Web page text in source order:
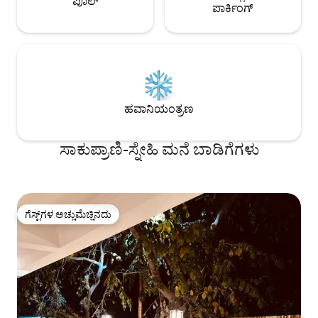
ಪಾರ್ಕಿಂಗ್
ಹವಾನಿಯಂತ್ರಣ
ಸಾಕುಪ್ರಾಣಿ-ಸ್ನೇಹಿ ಮನೆ ಬಾಡಿಗೆಗಳು
ಗೆಸ್ಟ್‌ಗಳ ಅಚ್ಚುಮೆಚ್ಚಿನದು
ಗೆಸ್ಟ್‌ಗಳ ಅಚ್ಚುಮೆಚ್ಚಿನದು